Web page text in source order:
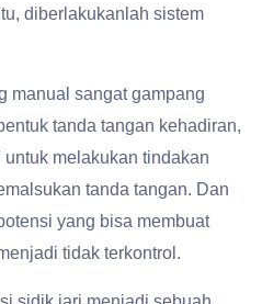
diberlakukanlah sistem
manual sangat gampang
tanda tangan kehadiran,
melakukan tindakan
tanda tangan. Dan
yang bisa membuat
tidak terkontrol.